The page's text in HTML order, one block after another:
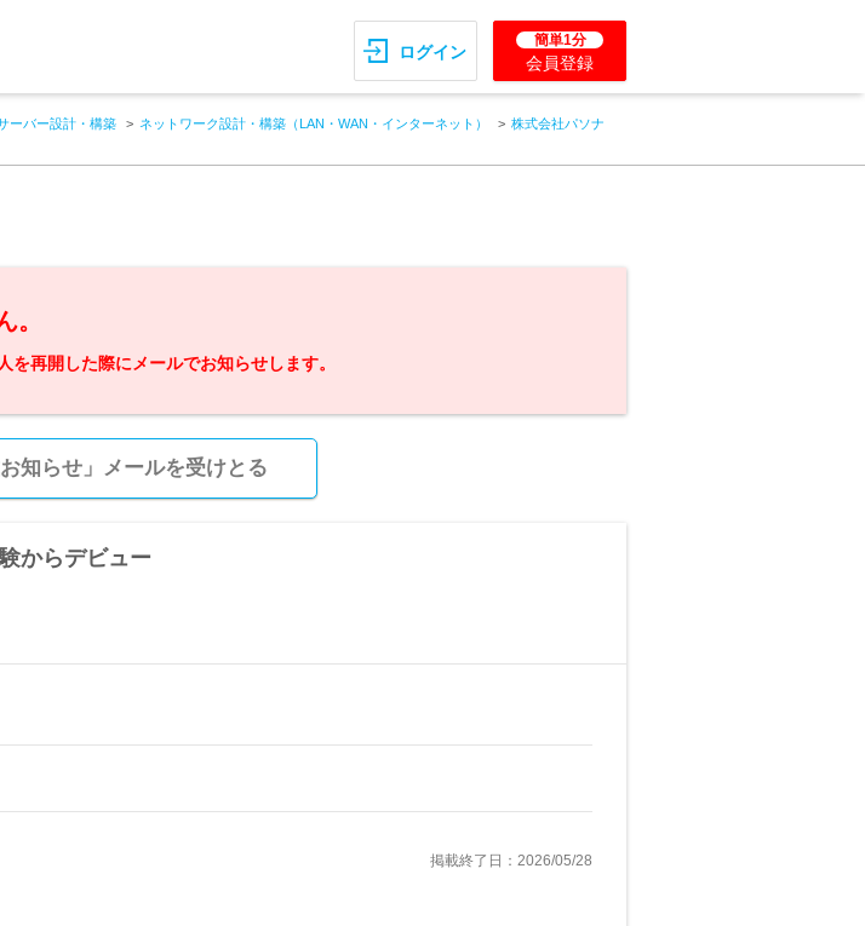
ログイン
簡単1分
会員登録
ーバー設計・構築 ネットワーク設計・構築（LAN・WAN・インターネット）
株式会社パソナ
。
を再開した際にメールでお知らせします。
知らせ」メールを受けとる
からデビュー
掲載終了日：2026/05/28